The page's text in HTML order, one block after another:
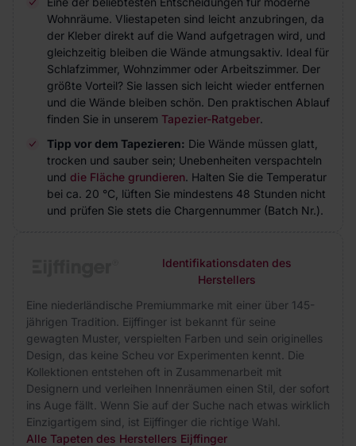
Wohnräume. Vliestapeten sind leicht anzubringen, da
der Kleber direkt auf die Wand aufgetragen wird, und
gleichzeitig bleiben die Wände atmungsaktiv. Ideal für
Schlafzimmer, Wohnzimmer oder Arbeitszimmer. Der
größte Vorteil? Sie lassen sich leicht wieder entfernen
und die Wände bleiben schön. Den praktischen Ablauf
finden Sie in unserem Tapezier-Ratgeber.
Tipp vor dem Tapezieren: Die Wände müssen glatt,
trocken und sauber sein; Unebenheiten verspachteln
und die Fläche grundieren. Halten Sie die Temperatur
bei ca. 20 °C, lüften Sie mindestens 48 Stunden nicht
und prüfen Sie stets die Chargennummer (Batch Nr.).
Identifikationsdaten des
Herstellers
Eine niederländische Premiummarke mit einer über 145-
jährigen Tradition. Eijffinger ist bekannt für seine
gewagten Muster, verspielten Farben und sein originelles
Design, das keine Scheu vor Experimenten kennt. Die
Kollektionen entstehen oft in Zusammenarbeit mit
Designern und verleihen Innenräumen einen Stil, der sofort
ins Auge fällt. Wenn Sie auf der Suche nach etwas wirklich
Einzigartigem sind, ist Eijffinger die richtige Wahl.
Alle Tapeten des Herstellers Eijffinger